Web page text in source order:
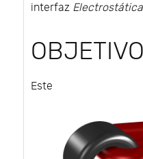
interfaz
Este